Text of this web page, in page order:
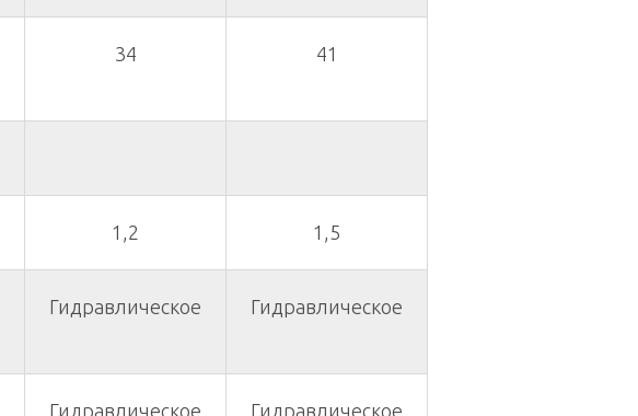
34 41
1,2 1,5
Гидравлическое Гидравлическое
Гидравлическое Гидравлическое